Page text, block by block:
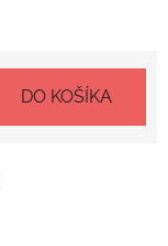
DO KOŠÍKA